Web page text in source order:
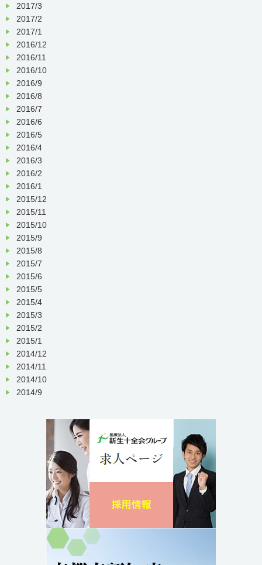
2017/3
2017/2
2017/1
2016/12
2016/11
2016/10
2016/9
2016/8
2016/7
2016/6
2016/5
2016/4
2016/3
2016/2
2016/1
2015/12
2015/11
2015/10
2015/9
2015/8
2015/7
2015/6
2015/5
2015/4
2015/3
2015/2
2015/1
2014/12
2014/11
2014/10
2014/9